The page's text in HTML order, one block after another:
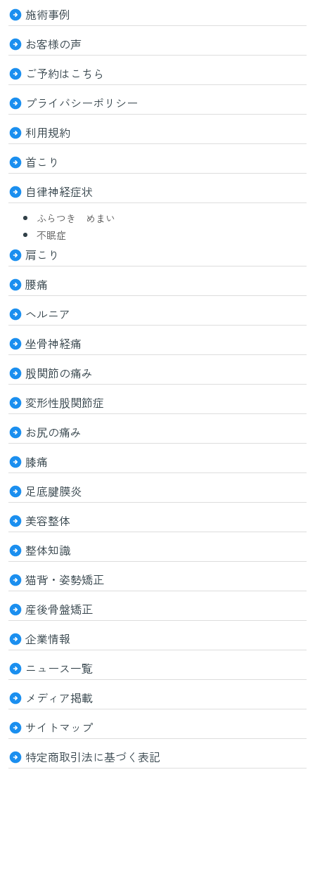
施術事例
お客様の声
ご予約はこちら
プライバシーポリシー
利用規約
首こり
自律神経症状
ふらつき めまい
不眠症
肩こり
腰痛
ヘルニア
坐骨神経痛
股関節の痛み
変形性股関節症
お尻の痛み
膝痛
足底腱膜炎
美容整体
整体知識
猫背・姿勢矯正
産後骨盤矯正
企業情報
ニュース一覧
メディア掲載
サイトマップ
特定商取引法に基づく表記